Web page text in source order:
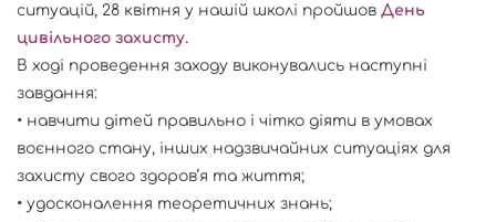
ситуацій, 28 квітня у нашій школі пройшов День
цивільного захисту.
В ході проведення заходу виконувались наступні
завдання:
• навчити дітей правильно і чітко діяти в умовах
воєнного стану, інших надзвичайних ситуаціях для
захисту свого здоров’я та життя;
• удосконалення теоретичних знань;